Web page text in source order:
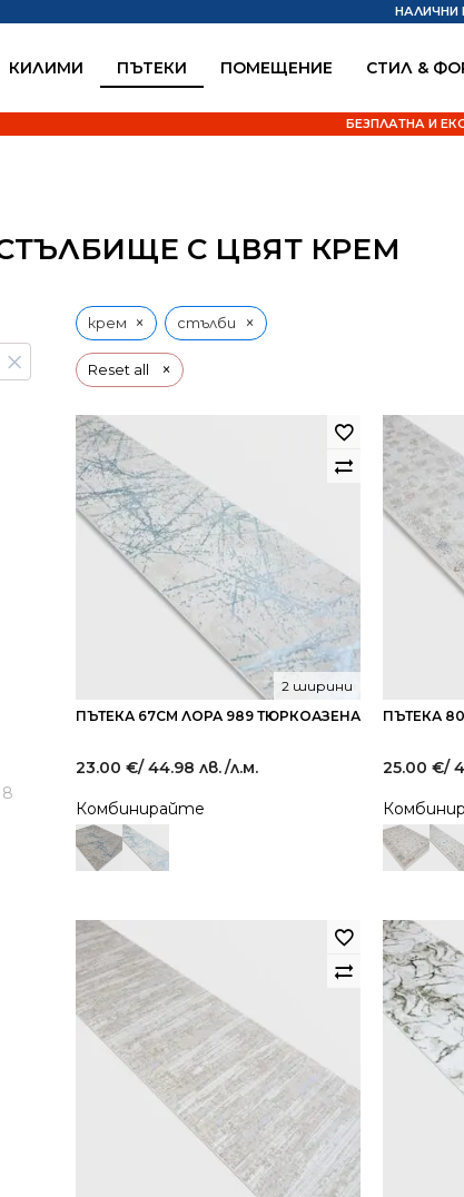
КИЛИМИ ПЪТЕКИ ПОМЕЩЕНИЕ СТИЛ &
НАЛИЧНИ
БЕЗПЛАТНА И
С ЦВЯТ КРЕМ
× Reset all ×
крем × стълби ×
ПЪТЕКА 67СМ ЛОРА 989 ТЮРКОАЗЕНА
2 ширини
23.00 €/ 44.98 лв./л.м.
Комбинирайте
ПЪТЕКА
25.00 €/